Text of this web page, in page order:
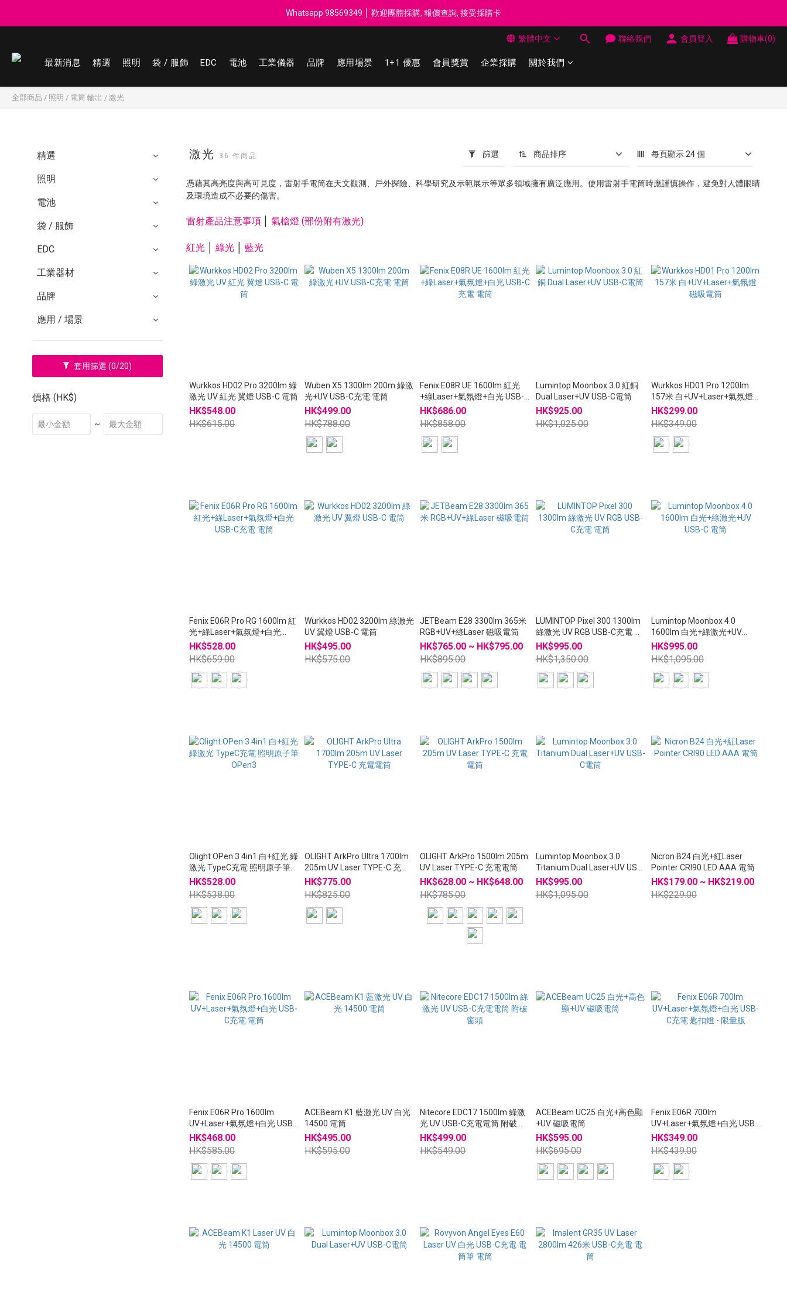
登記會員享每$50回贈$1 │ 滿HK$899 送 N-rit Campack Towel 吸汗毛巾 韓國制 送完即止
Whatsapp 98569349 │ 歡迎團體採購, 報價查詢, 接受採購卡
登記會員享每$50回贈$1 │ 滿HK$899 送 N-rit Campack Towel 吸汗毛巾 韓國制 送完即止
繁體中文 聯絡我們 會員登入 購物車(0)
最新消息 精選 照明 袋 / 服飾 EDC 電池 工業儀器 品牌 應用場景 1+1 優惠 會員獎賞 企業採購 關於我們
全部商品 / 照明 / 電筒 輸出 / 激光
精選
照明
電池
袋 / 服飾
EDC
工業器材
品牌
應用 / 場景
套用篩選(0/20)
價格 (HK$)
~
激光 36 件商品 篩選 商品排序 每頁顯示 24 個
憑藉其高亮度與高可見度，雷射手電筒在天文觀測、戶外探險、科學研究及示範展示等眾多領域擁有廣泛應用。使用雷射手電筒時應謹慎操作，避免對人體眼睛
及環境造成不必要的傷害。
雷射產品注意事項 │氣槍燈 (部份附有激光)
紅光 │綠光 │藍光
Wurkkos HD02 Pro 3200lm 綠
激光 UV 紅光 翼燈 USB-C 電筒
HK$548.00
HK$615.00
Wuben X5 1300lm 200m 綠激
光+UV USB-C充電 電筒
HK$499.00
HK$788.00
Fenix E08R UE 1600lm 紅光
+綠Laser+氣氛燈+白光 USB-C
充電 電筒
HK$686.00
HK$858.00
Lumintop Moonbox 3.0 紅銅
Dual Laser+UV USB-C電筒
HK$925.00
HK$1,025.00
Wurkkos HD01 Pro 1200lm
157米 白+UV+Laser+氣氛燈
磁吸電筒
HK$299.00
HK$349.00
Fenix E06R Pro RG 1600lm 紅
光+綠Laser+氣氛燈+白光
USB-C充電 電筒
HK$528.00
HK$659.00
Wurkkos HD02 3200lm 綠激光
UV 翼燈 USB-C 電筒
HK$495.00
HK$575.00
JETBeam E28 3300lm 365米
RGB+UV+綠Laser 磁吸電筒
HK$765.00 ~ HK$795.00
HK$895.00
LUMINTOP Pixel 300 1300lm
綠激光 UV RGB USB-C充電 電
筒
HK$995.00
HK$1,350.00
Lumintop Moonbox 4.0
1600lm 白光+綠激光+UV
USB-C 電筒
HK$995.00
HK$1,095.00
Olight OPen 3 4in1 白+紅光 綠
激光 TypeC充電 照明原子筆
OPen3
HK$528.00
HK$538.00
OLIGHT ArkPro Ultra 1700lm
205m UV Laser TYPE-C 充電
電筒
HK$775.00
HK$825.00
OLIGHT ArkPro 1500lm 205m
UV Laser TYPE-C 充電電筒
HK$628.00 ~ HK$648.00
HK$785.00
Lumintop Moonbox 3.0
Titanium Dual Laser+UV USB-
C電筒
HK$995.00
HK$1,095.00
Nicron B24 白光+紅Laser
Pointer CRI90 LED AAA 電筒
HK$179.00 ~ HK$219.00
HK$229.00
Fenix E06R Pro 1600lm
UV+Laser+氣氛燈+白光 USB-
C充電 電筒
HK$468.00
HK$585.00
ACEBeam K1 藍激光 UV 白光
14500 電筒
HK$495.00
HK$595.00
Nitecore EDC17 1500lm 綠激
光 UV USB-C充電電筒 附破窗
頭
HK$499.00
HK$549.00
ACEBeam UC25 白光+高色顯
+UV 磁吸電筒
HK$595.00
HK$695.00
Fenix E06R 700lm
UV+Laser+氣氛燈+白光 USB-
C充電 匙扣燈 - 限量版
HK$349.00
HK$439.00